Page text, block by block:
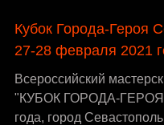
Кубок Города-Героя
27-28 февраля 2021
Всероссийский
"КУБОК ГОРОДА-ГЕРОЯ
года, город